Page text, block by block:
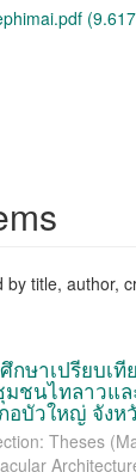
by title, author,
กษาเปรียบเ
ชนไทลาวแ
อบัวใหญ่ จัง
Theses